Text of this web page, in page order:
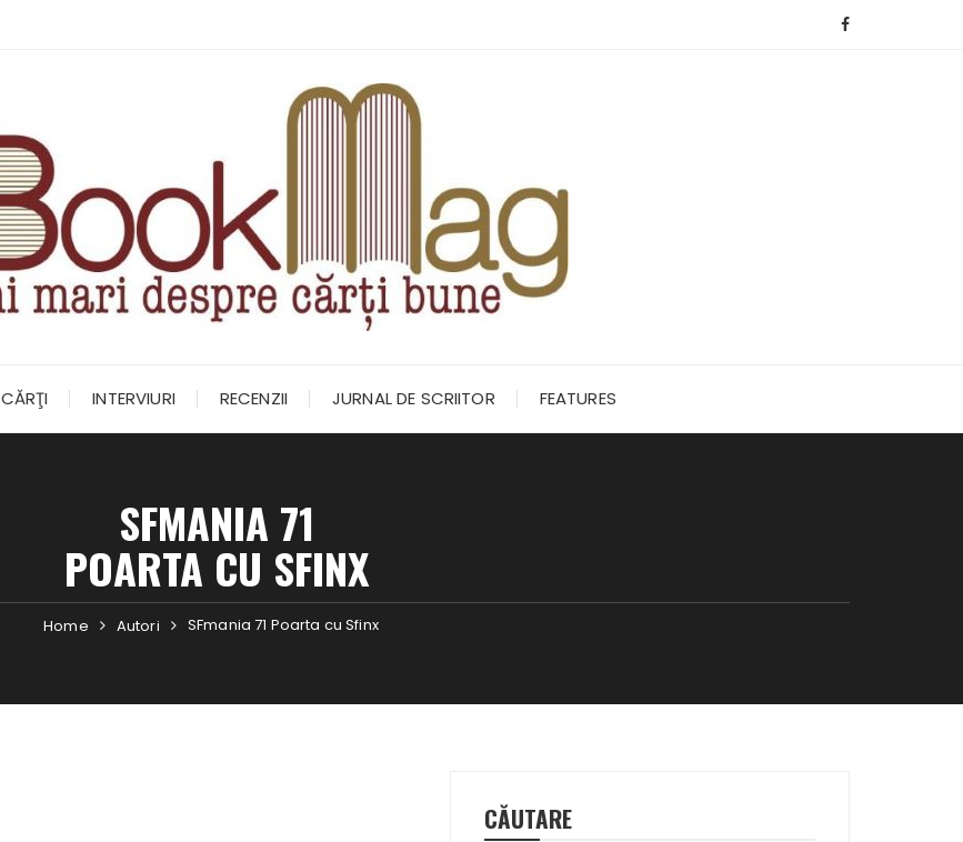
CĂRŢI INTERVIURI RECENZII JURNAL DE SCRIITOR FEATURES
SFMANIA 71
POARTA CU SFINX
Home Autori SFmania 71 Poarta cu Sfinx
CĂUTARE